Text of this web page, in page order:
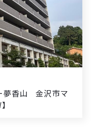
夢香山 金沢市マ